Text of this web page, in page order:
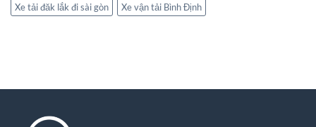
Xe tải đăk lắk đi sài gòn
Xe vận tải Bình Định